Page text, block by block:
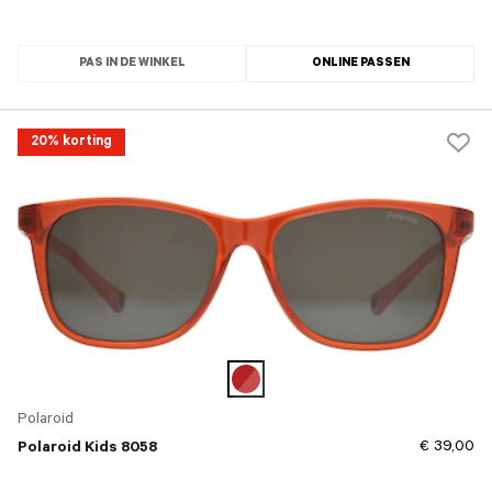
PAS IN DE WINKEL ONLINE PASSEN
20% korting
Polaroid
Polaroid Kids 8058
€ 39,00